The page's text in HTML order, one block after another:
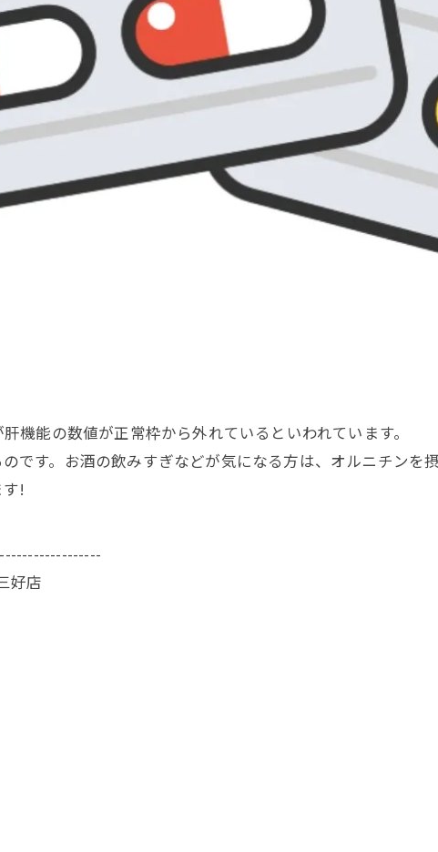
機能の数値が正常枠から外れているといわれています。
です。お酒の飲みすぎなどが気になる方は、オルニチンを
!
好店